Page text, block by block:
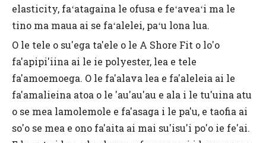
elasticity, faʻatagaina le ofusa e feʻaveaʻi ma le
tino ma maua ai se faʻalelei, paʻu lona lua.
O le tele o su'ega ta'ele o le A Shore Fit o lo'o
fa'apipi'iina ai le ie polyester, lea e tele
fa'amoemoega. O le fa'alava lea e fa'aleleia ai le
fa'amalieina atoa o le 'au'au'au e ala i le tu'uina atu
o se mea lamolemole e fa'asaga i le pa'u, e taofia ai
so'o se mea e ono fa'aita ai mai su'isu'i po'o ie fe'ai.